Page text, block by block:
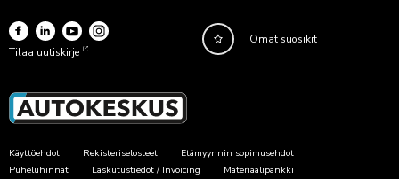
Tilaa uutiskirje
Omat suosikit
Käyttöehdot Rekisteriselosteet
Etämyynnin sopimusehdot
Puheluhinnat
Laskutustiedot / Invoicing Materiaalipankki